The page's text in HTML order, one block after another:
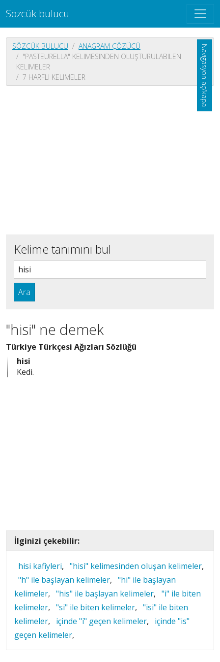
Sözcük bulucu
Navigasyon aç/kapa
SÖZCÜK BULUCU
ANAGRAM ÇÖZÜCÜ
"PASTEURELLA" KELIMESINDEN OLUŞTURULABILEN
KELIMELER
7 HARFLI KELIMELER
Kelime tanımını bul
Ara
"hisi" ne demek
Türkiye Türkçesi Ağızları Sözlüğü
hisi
Kedi.
İlginizi çekebilir:
hisi kafiyleri, "hisi" kelimesinden oluşan kelimeler,
"h" ile başlayan kelimeler, "hi" ile başlayan
kelimeler, "his" ile başlayan kelimeler, "i" ile biten
kelimeler, "si" ile biten kelimeler, "isi" ile biten
kelimeler, içinde "i" geçen kelimeler,
içinde "is"
geçen kelimeler,